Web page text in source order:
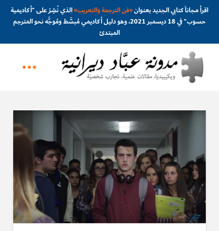
اقرأ مجاناً كتابي الجديد بعنوان«فن الترجمة والتعريب»الذي نُشِرَ على "أكاديمية
حسوب" في 18 ديسمبر 2021، وهو دليل أكاديمي مُبسَّط ومُوجَّه نحو المترجم
المبتدئ